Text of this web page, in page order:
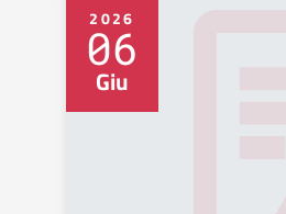
2026
06
Giu